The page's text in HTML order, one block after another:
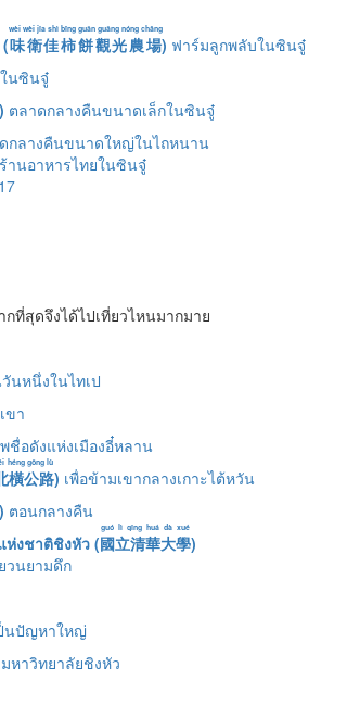
味衛佳柿餅觀光農場
wèi wèi jīa shì bǐng guān guāng nóng chǎng
) ฟาร์มลูกพลับในซินจู๋
นซินจู๋
) ตลาดกลางคืนขนาดเล็กในซินจู๋
กลางคืนขนาดใหญ่ในไถหนาน
านอาหารไทยในซินจู๋
ที่สุดจึงได้ไปเที่ยวไหนมากมาย
วันหนึ่งในไทเป
ขา
ชื่อดังแห่งเมืองอี๋หลาน
橫公路
héng gōng lù
) เพื่อข้ามเขากลางเกาะไต้หวัน
) ตอนกลางคืน
ห่งชาติชิงหัว (國立清華大學
guó lì qīng huá dà xué
)
วนยามดึก
นปัญหาใหญ่
หาวิทยาลัยชิงหัว